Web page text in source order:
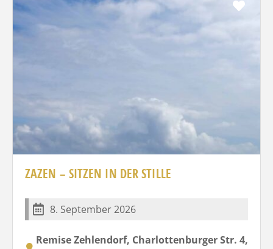
ZAZEN – SITZEN IN DER STILLE
8. September 2026
Remise Zehlendorf, Charlottenburger Str. 4,